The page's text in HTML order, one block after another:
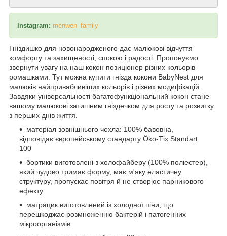
Instagram: menwen_family
Гніздишко для новонародженого дає малюкові відчуття
комфорту та захищеності, спокою і радості. Пропонуємо
звернути увагу на наш кокон позиціонер різних кольорів
ромашками. Тут можна купити гнізда кокони BabyNest для
малюків найпривабливіших кольорів і різних модифікацій.
Завдяки універсальності багатофункціональний кокон стане
вашому малюкові затишним гніздечком для росту та розвитку
з перших днів життя.
матеріал зовнішнього чохла: 100% бавовна,
відповідає європейському стандарту Ökо-Тіх Stаndаrt
100
бортики виготовлені з холофайберу (100% поліестер),
який чудово тримає форму, має м'яку еластичну
структуру, пропускає повітря й не створює парникового
ефекту
матрацик виготовлений із холодної піни, що
перешкоджає розмноженню бактерій і патогенних
мікроорганізмів